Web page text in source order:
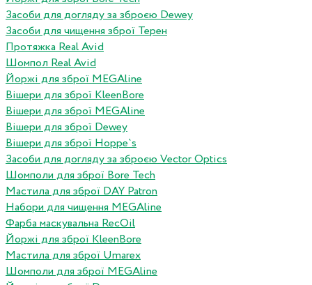
Засоби для догляду за зброєю Dewey
Засоби для чищення зброї Терен
Протяжка Real Avid
Шомпол Real Avid
Йоржі для зброї MEGAline
Вішери для зброї KleenBore
Вішери для зброї MEGAline
Вішери для зброї Dewey
Вішери для зброї Hoppe`s
Засоби для догляду за зброєю Vector Optics
Шомполи для зброї Bore Tech
Мастила для зброї DAY Patron
Набори для чищення MEGAline
Фарба маскувальна RecOil
Йоржі для зброї KleenBore
Мастила для зброї Umarex
Шомполи для зброї MEGAline